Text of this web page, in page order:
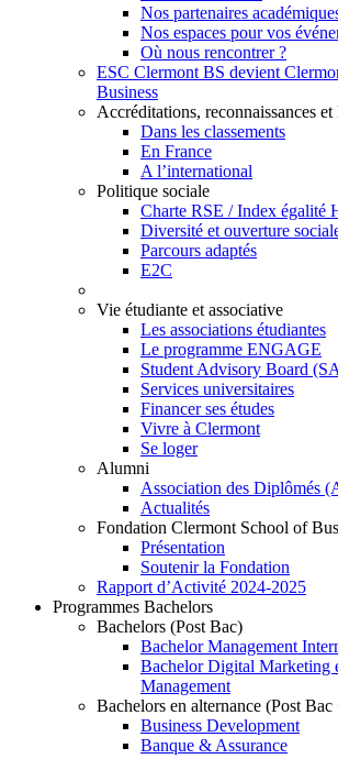
Nos partenaires
Nos espaces pour vos
Où nous rencontrer ?
ESC Clermont BS devient
Business
Accréditations, reconnaissances et
Dans les classements
En France
A l’international
Politique sociale
Charte RSE / Index égalité
Diversité et ouverture
Parcours adaptés
E2C
Vie étudiante et associative
Les associations étudiantes
Le programme ENGAGE
Student Advisory Board
Services universitaires
Financer ses études
Vivre à Clermont
Se loger
Alumni
Association des Diplômés
Actualités
Fondation Clermont School of
Présentation
Soutenir la Fondation
Rapport d’Activité 2024-2025
Programmes Bachelors
Bachelors (Post Bac)
Bachelor Management
Bachelor Digital Marketing
Management
Bachelors en alternance (Post Bac
Business Development
Banque & Assurance